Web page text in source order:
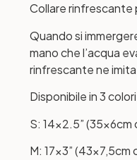
Collare rinfrescante
Quando si
mano che l’acqua
rinfrescante ne
Disponibile in 3
S: 14×2.5” (35x6cm
M: 17×3” (43×7,5cm